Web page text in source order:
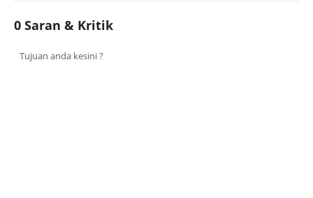
0 Saran & Kritik
Tujuan anda kesini ?